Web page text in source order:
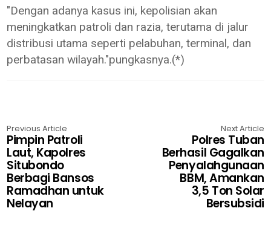
"Dengan adanya kasus ini, kepolisian akan
meningkatkan patroli dan razia, terutama di jalur
distribusi utama seperti pelabuhan, terminal, dan
perbatasan wilayah."pungkasnya.(*)
Previous Article
Pimpin Patroli
Laut, Kapolres
Situbondo
Berbagi Bansos
Ramadhan untuk
Nelayan
Next Article
Polres Tuban
Berhasil Gagalkan
Penyalahgunaan
BBM, Amankan
3,5 Ton Solar
Bersubsidi